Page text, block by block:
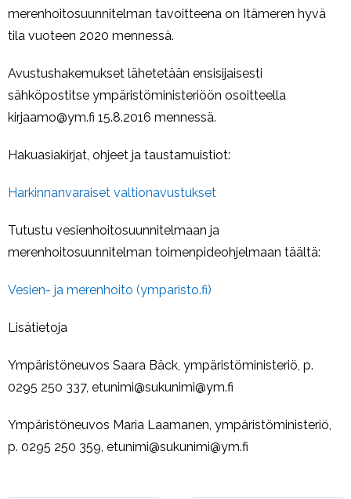
- Maksatus
Ota yhteyttä
Rahoitetut hankkeet
In English
merenhoitosuunnitelman tavoitteena on Itämeren hyvä
tila vuoteen 2020 mennessä.
Avustushakemukset lähetetään ensisijaisesti
sähköpostitse ympäristöministeriöön osoitteella
kirjaamo@ym.fi 15.8.2016 mennessä.
Hakuasiakirjat, ohjeet ja taustamuistiot:
Harkinnanvaraiset valtionavustukset
Tutustu vesienhoitosuunnitelmaan ja
merenhoitosuunnitelman toimenpideohjelmaan täältä:
Vesien- ja merenhoito (ymparisto.fi)
Lisätietoja
Ympäristöneuvos Saara Bäck, ympäristöministeriö, p.
0295 250 337, etunimi@sukunimi@ym.fi
Ympäristöneuvos Maria Laamanen, ympäristöministeriö,
p. 0295 250 359, etunimi@sukunimi@ym.fi